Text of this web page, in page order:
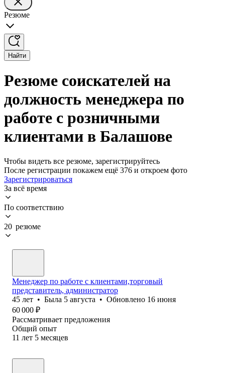
Резюме
Найти
Резюме соискателей на
должность менеджера по
работе с розничными
клиентами в Балашове
Чтобы видеть все резюме, зарегистрируйтесь
После регистрации покажем ещё 376 и откроем фото
Зарегистрироваться
За всё время
По соответствию
20 резюме
Менеджер по работе с клиентами,торговый
представитель, администратор
45 лет • Была 5 августа • Обновлено 16 июня
60 000 ₽
Рассматривает предложения
Общий опыт
11 лет 5 месяцев